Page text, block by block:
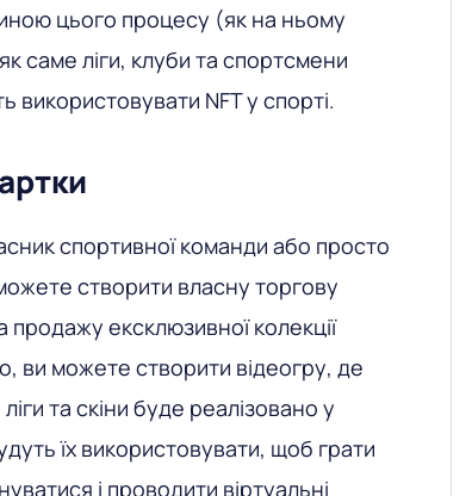
цього процесу (як на ньому
саме ліги, клуби та спортсмени
NFT у спорті.
спортивної команди або просто
створити власну торгову
ексклюзивної колекції
ви можете створити відеогру, де
та скіни буде реалізовано у
їх використовувати, щоб грати
і проводити віртуальні